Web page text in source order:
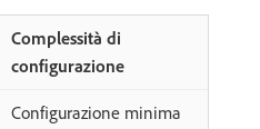
Complessità di
configurazione
Configurazione minima